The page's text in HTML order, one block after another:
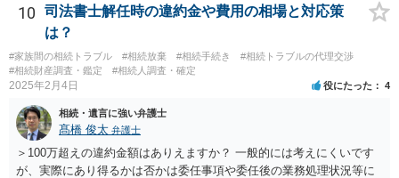
であれば、弁護士に相談し依頼されたら良いと思います。
10
司法書士解任時の違約金や費用の相場と対応策
は？
#家族間の相続トラブル #相続放棄 #相続手続き
#相続トラブルの代理交渉
#相続財産調査・鑑定
#相続人調査・確定
2025年2月4日 役にたった 4
相続・遺言に強い弁護士
髙橋 俊太 弁護士
＞100万超えの違約金額はありえますか？ 一般的には考えにくいです
が、実際にあり得るかは否かは委任事項や委任後の業務処理状況等に